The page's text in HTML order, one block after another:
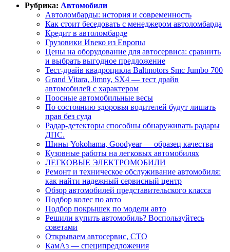
Рубрика: Автомобили
Автоломбарды: история и современность
Как стоит беседовать с менеджером автоломбарда
Кредит в автоломбарде
Грузовики Ивеко из Европы
Цены на оборудование для автосервиса: сравнить
и выбрать выгодное предложение
Тест-драйв квадроцикла Baltmotors Smc Jumbo 700
Grand Vitara, Jimny, SX4 — тест драйв
автомобилей с характером
Поосные автомобильные весы
По состоянию здоровья водителей будут лишать
прав без суда
Радар-детекторы способны обнаруживать радары
ДПС.
Шины Yokohama, Goodyear — образец качества
Кузовные работы на легковых автомобилях
ЛЕГКОВЫЕ ЭЛЕКТРОМОБИЛИ
Ремонт и техническое обслуживание автомобиля:
как найти надежный сервисный центр
Обзор автомобилей представительского класса
Подбор колес по авто
Подбор покрышек по модели авто
Решили купить автомобиль? Воспользуйтесь
советами
Открываем автосервис, СТО
КамАз — специпредложения